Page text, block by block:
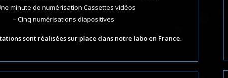
minute de numérisation Cassettes vidéos
– Cinq numérisations diapositives
sont réalisées sur place dans notre labo en France.